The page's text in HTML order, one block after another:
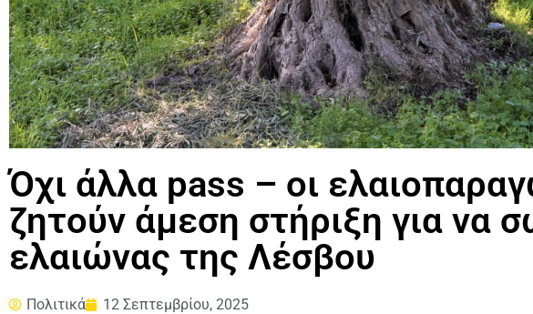
Όχι άλλα pass – οι
ζητούν άμεση στήριξη για να
ελαιώνας της Λέσβου
Πολιτικά 12 Σεπτεμβρίου, 2025